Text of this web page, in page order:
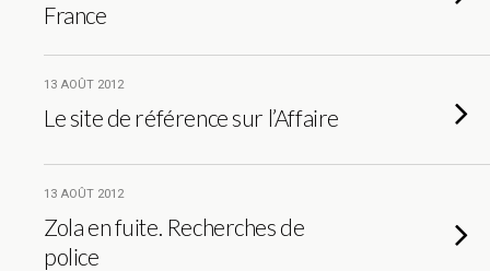
France
13 AOÛT 2012
Le site de référence sur l’Affaire
13 AOÛT 2012
Zola en fuite. Recherches de
police